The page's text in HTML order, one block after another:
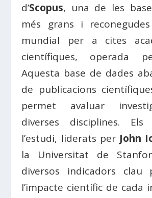
d’Scopus, una de les
més grans i
mundial per a cites
científiques, operada
Aquesta base de dades
de publicacions
permet avaluar
diverses disciplines.
l’estudi, liderats per John
la Universitat de
diversos indicadors clau
l’impacte científic de cada